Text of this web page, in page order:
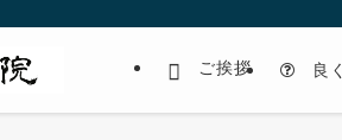
ご挨拶 良